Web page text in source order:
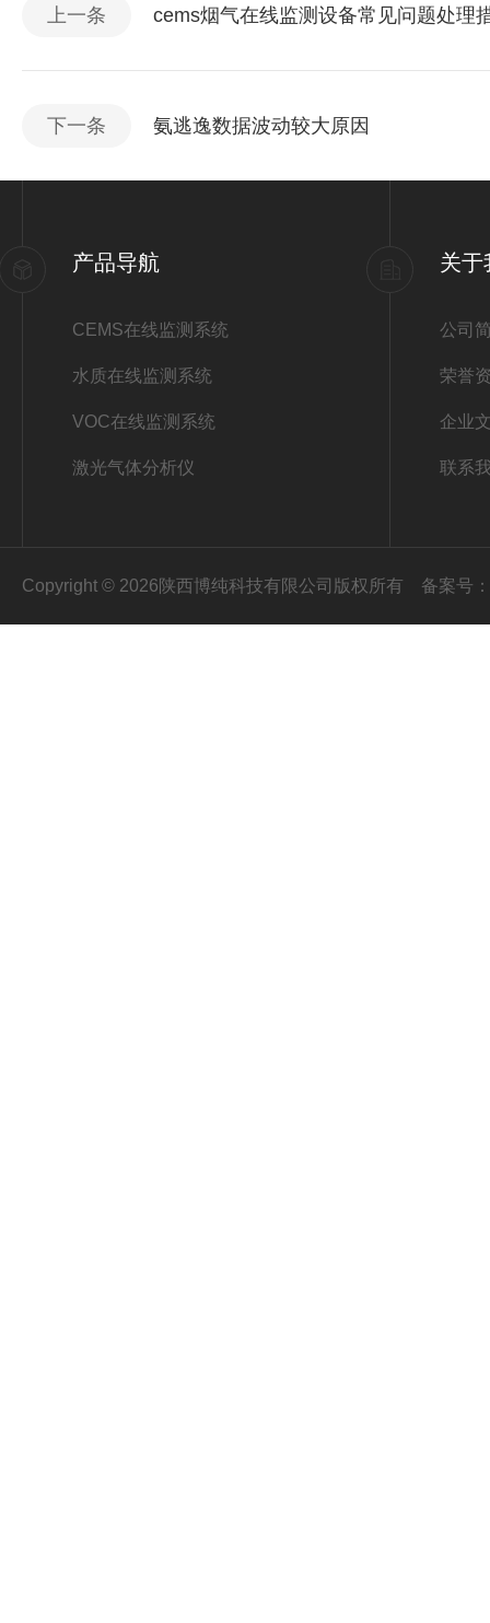
上一条 cems烟气在线监测设备常见问题处理
下一条 氨逃逸数据波动较大原因
产品导航
CEMS在线监测系统
水质在线监测系统
VOC在线监测系统
激光气体分析仪
关于
公司
荣誉
企业
联系
Copyright © 2026陕西博纯科技有限公司版权所有 备案号